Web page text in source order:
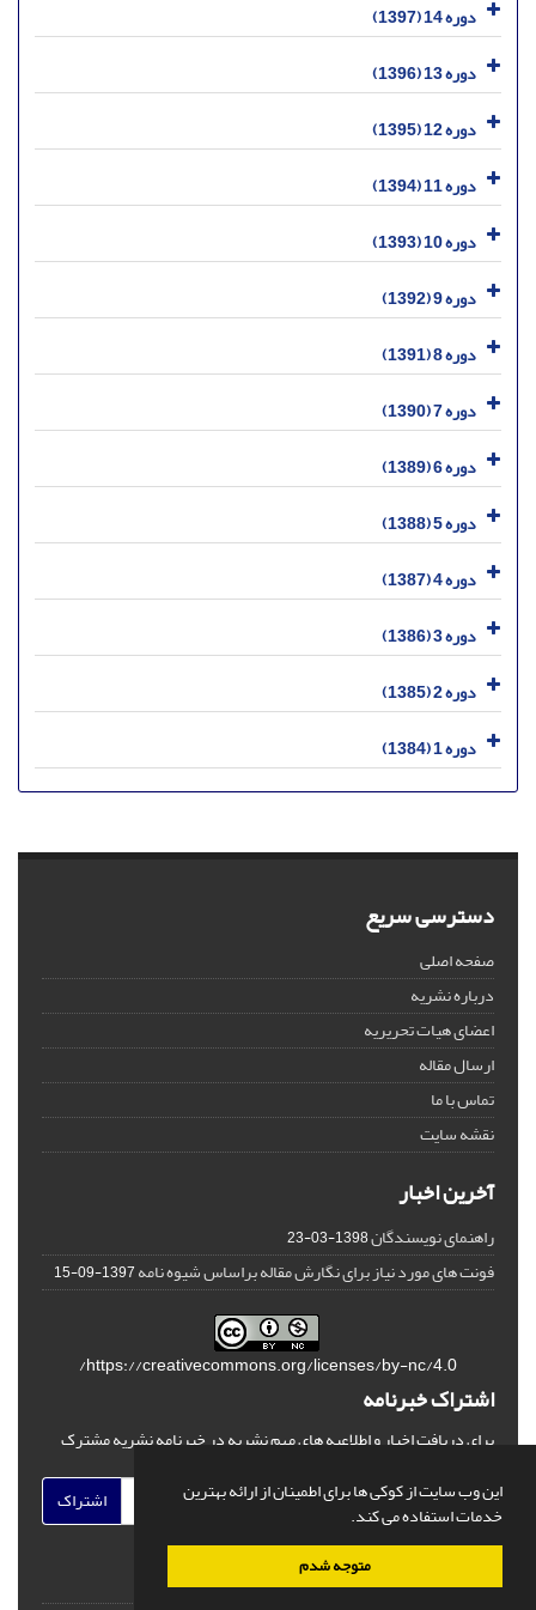
این وب سایت از کوکی ها برای اطمینان از ارائه بهترین
خدمات استفاده می کند.
متوجه شدم
دوره 14 (1397)
دوره 13 (1396)
دوره 12 (1395)
دوره 11 (1394)
دوره 10 (1393)
دوره 9 (1392)
دوره 8 (1391)
دوره 7 (1390)
دوره 6 (1389)
دوره 5 (1388)
دوره 4 (1387)
دوره 3 (1386)
دوره 2 (1385)
دوره 1 (1384)
دسترسی سریع
صفحه اصلی
درباره نشریه
اعضای هیات تحریریه
ارسال مقاله
تماس با ما
نقشه سایت
آخرین اخبار
راهنمای نویسندگان1398-03-23
فونت های مورد نیاز برای نگارش مقاله براساس شیوه نامه1397-09-15
https://creativecommons.org/licenses/by-nc/4.0/
اشتراک خبرنامه
برای دریافت اخبار و اطلاعیه های مهم نشریه در خبرنامه نشریه مشترک
اشتراک